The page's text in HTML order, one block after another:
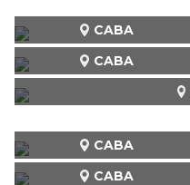
CABA
CABA
CABA
CABA